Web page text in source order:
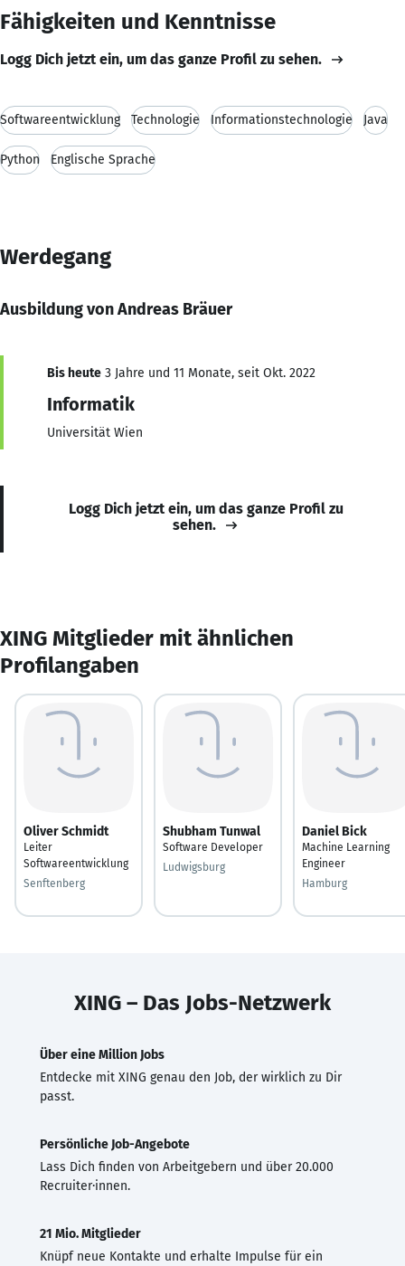
Fähigkeiten und Kenntnisse
Logg Dich jetzt ein, um das ganze Profil zu sehen.
Softwareentwicklung Technologie Informationstechnologie Java
Python Englische Sprache
Werdegang
Ausbildung von Andreas Bräuer
Bis heute 3 Jahre und 11 Monate, seit Okt. 2022
Informatik
Universität Wien
Logg Dich jetzt ein, um das ganze Profil zu
sehen.
XING Mitglieder mit ähnlichen
Profilangaben
Oliver Schmidt
Leiter
Softwareentwicklung
Senftenberg
Shubham Tunwal
Software Developer
Ludwigsburg
Daniel Bick
Machine Learning
Engineer
Hamburg
XING – Das Jobs-Netzwerk
Über eine Million Jobs
Entdecke mit XING genau den Job, der wirklich zu Dir
passt.
Persönliche Job-Angebote
Lass Dich finden von Arbeitgebern und über 20.000
Recruiter·innen.
21 Mio. Mitglieder
Knüpf neue Kontakte und erhalte Impulse für ein